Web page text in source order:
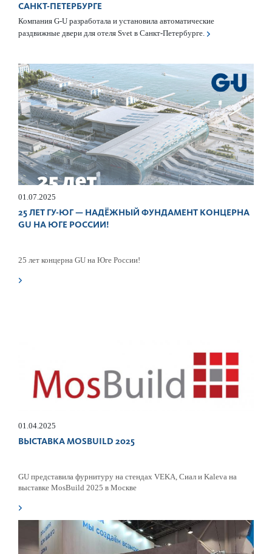
САНКТ-ПЕТЕРБУРГЕ
Компания G-U разработала и установила автоматические
раздвижные двери для отеля Svet в Санкт-Петербурге.
01.07.2025
25 ЛЕТ ГУ-ЮГ — НАДЁЖНЫЙ ФУНДАМЕНТ КОНЦЕРНА
GU НА ЮГЕ РОССИИ!
25 лет концерна GU на Юге России!
01.04.2025
ВЫСТАВКА MOSBUILD 2025
GU представила фурнитуру на стендах VEKA, Сиал и Kaleva на
выставке MosBuild 2025 в Москве